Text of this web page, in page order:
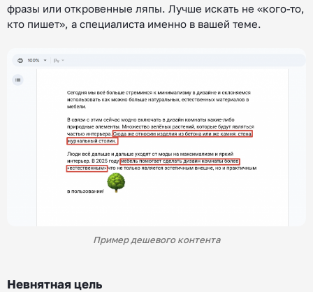
фразы или откровенные ляпы. Лучше искать не «кого-то,
кто пишет», а специалиста именно в вашей теме.
Пример дешевого контента
Невнятная цель